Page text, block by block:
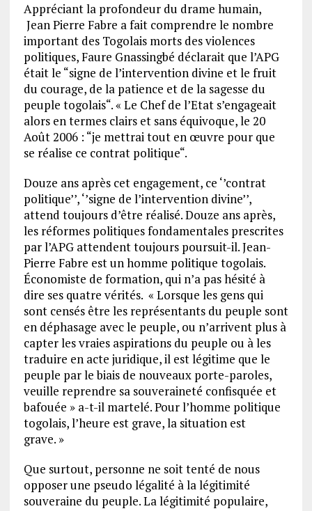
Appréciant la profondeur du drame humain,
Jean Pierre Fabre a fait comprendre le nombre
important des Togolais morts des violences
politiques, Faure Gnassingbé déclarait que l’APG
était le “signe de l’intervention divine et le fruit
du courage, de la patience et de la sagesse du
peuple togolais“. « Le Chef de l’Etat s’engageait
alors en termes clairs et sans équivoque, le 20
Août 2006 : “je mettrai tout en œuvre pour que
se réalise ce contrat politique“.
Douze ans après cet engagement, ce ‘’contrat
politique’’, ‘’signe de l’intervention divine’’,
attend toujours d’être réalisé. Douze ans après,
les réformes politiques fondamentales prescrites
par l’APG attendent toujours poursuit-il. Jean-
Pierre Fabre est un homme politique togolais.
Économiste de formation, qui n’a pas hésité à
dire ses quatre vérités. « Lorsque les gens qui
sont censés être les représentants du peuple sont
en déphasage avec le peuple, ou n’arrivent plus à
capter les vraies aspirations du peuple ou à les
traduire en acte juridique, il est légitime que le
peuple par le biais de nouveaux porte-paroles,
veuille reprendre sa souveraineté confisquée et
bafouée » a-t-il martelé. Pour l’homme politique
togolais, l’heure est grave, la situation est
grave. »
Que surtout, personne ne soit tenté de nous
opposer une pseudo légalité à la légitimité
souveraine du peuple. La légitimité populaire,